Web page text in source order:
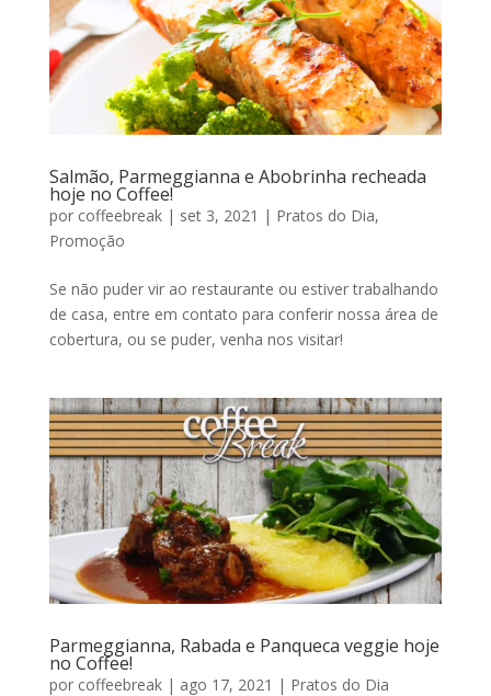
Salmão, Parmeggianna e Abobrinha recheada
hoje no Coffee!
por coffeebreak| set 3, 2021 | Pratos do Dia,
Promoção
Se não puder vir ao restaurante ou estiver trabalhando
de casa, entre em contato para conferir nossa área de
cobertura, ou se puder, venha nos visitar!
Parmeggianna, Rabada e Panqueca veggie hoje
no Coffee!
por coffeebreak| ago 17, 2021 | Pratos do Dia